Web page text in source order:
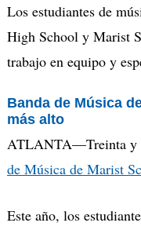
Los estudiantes de
High School y Marist
trabajo en equipo y
Banda de Música
másalto
ATLANTA—Treinta y
de Música de Marist
Este año, los